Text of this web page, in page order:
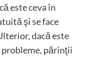
este ceva în
şi se face
dacă este
probleme, părinţii